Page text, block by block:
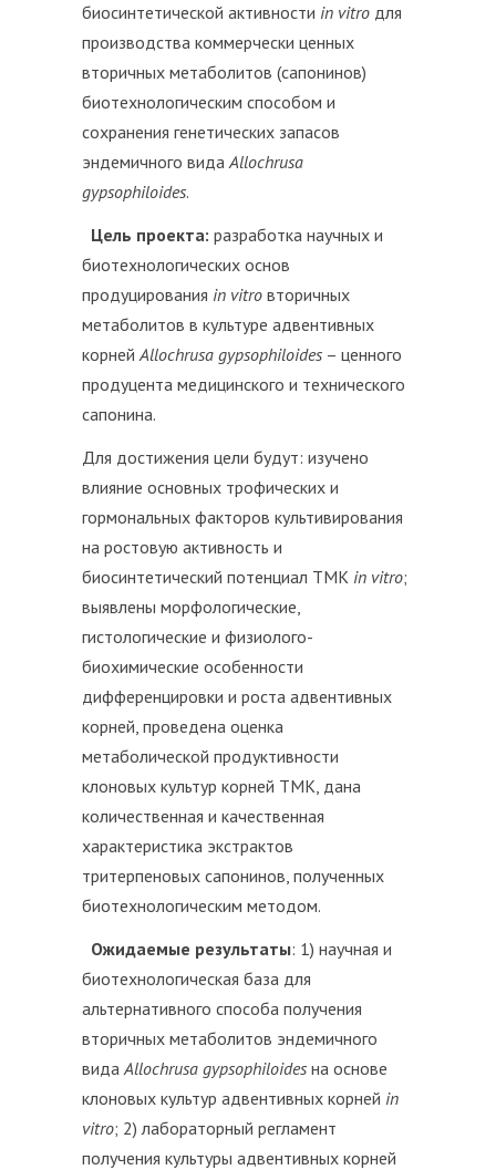
биосинтетической активности in vitro для
производства коммерчески ценных
вторичных метаболитов (сапонинов)
биотехнологическим способом и
сохранения генетических запасов
эндемичного видаAllochrusa
gypsophiloides.
Цель проекта: разработка научных и
биотехнологических основ
продуцирования in vitro вторичных
метаболитов в культуре адвентивных
корнейAllochrusa gypsophiloides – ценного
продуцента медицинского и технического
сапонина.
Для достижения цели будут: изучено
влияние основных трофических и
гормональных факторов культивирования
на ростовую активность и
биосинтетический потенциал ТМК in vitro;
выявлены морфологические,
гистологические и физиолого-
биохимические особенности
дифференцировки и роста адвентивных
корней, проведена оценка
метаболической продуктивности
клоновых культур корней ТМК, дана
количественная и качественная
характеристика экстрактов
тритерпеновых сапонинов, полученных
биотехнологическим методом.
Ожидаемые результаты: 1) научная и
биотехнологическая база для
альтернативного способа получения
вторичных метаболитов эндемичного
видаAllochrusa gypsophiloides на основе
клоновых культур адвентивных корней in
vitro; 2) лабораторный регламент
получения культуры адвентивных корней